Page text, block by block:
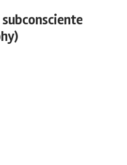
subconsciente